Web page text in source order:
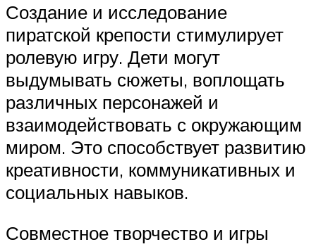
Создание и исследование
пиратской крепости стимулирует
ролевую игру. Дети могут
выдумывать сюжеты, воплощать
различных персонажей и
взаимодействовать с окружающим
миром. Это способствует развитию
креативности, коммуникативных и
социальных навыков.
Совместное творчество и игры